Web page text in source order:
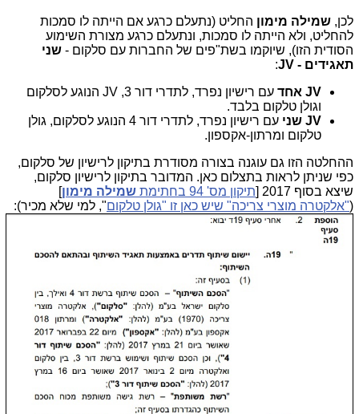
לכן, שמילה מימון החליט (נתעלם כרגע אם הייתה לו סמכות
להחליט, ולא הייתה לו סמכות, ונתעלם כרגע מצורת השימוע
הסודית הזו), שיוקמו בשת"פים של החברות עם סלקום - שני
תאגידים - JV
:
JV אחד
עם רישיון נפרד, לתדרי דור 3, JV הנוגע לסלקום
וגולן טלקום בלבד.
JV שני
עם רישיון נפרד, לתדרי דור 4 הנוגע לסלקום, גולן
טלקום ומרתון-אקספון.
ההחלטה הזו גם עוגנה בצורה מסודרת בתיקון לרישיון של סלקום,
כפי שניתן לראות בתצלום כאן. המדובר בתיקון לרישיון סלקום,
שיצא בסוף 2017 [
תיקון מס' 94 בחתימת שמילה מימון]
("אלקטרה מוצרי צריכה" שיש כאן זו "גולן טלקום", למי שלא מכיר):